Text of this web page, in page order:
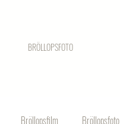
BRÖLLOPSFOTO
Bröllopsfilm Bröllopsfoto